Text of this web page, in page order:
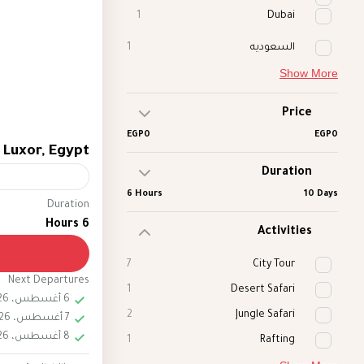
Dubai
1
السعوديه 1
Show More
Price
EGP0 EGP0
Duration
6 Hours 10 Days
Activities
City Tour
7
Desert Safari
1
Jungle Safari
2
Rafting
1
Egypt
egypt
offer a truly
historical
to rise,
journey that
of Luxor's
Egypt ,Luxor
Easy
2 People
Duration
6 Hours
Next Departures
6 أغسطس، 2026
7 أغسطس، 2026
8 أغسطس، 2026